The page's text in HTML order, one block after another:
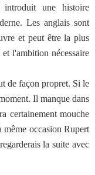
une histoire
Les anglais sont
et peut être la plus
l'ambition nécessaire
de façon propret. Si le
Il manque dans
certainement mouche
même occasion Rupert
la suite avec